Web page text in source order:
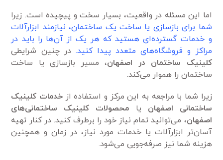
اما این مسئله در واقعیت، بسیار سخت و پیچیده است. زیرا
شما برای بازسازی یا ساخت یک ساختمان، نیاز‌مند ابزارآلات
و خدمات گسترده‌ای هستید که هر یک از آن‌ها را باید در
مراکز و فروشگاه‌های متعدد پیدا کنید. در چنین شرایطی
کلینیک ساختمان در اصفهان، مسیر بازسازی یا ساخت
ساختمان را هموار می‌کند.
زیرا شما با مراجعه به این مرکز و استفاده از خدمات کلینیک
ساختمانی اصفهان یا محصولات کلینیک
ساختمانی‌های
اصفهان، می‌توانید تمام نیاز خود را برطرف کنید. در کنار تهیه
آسان‌تر ابزارآلات یا خدمات مورد نیاز، در زمان و همچنین
هزینه شما نیز صرفه‌جویی می‌شود.